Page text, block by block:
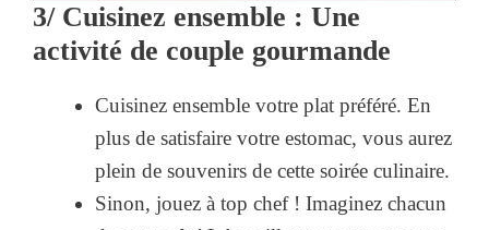
3/ Cuisinez ensemble : Une
activité de couple gourmande
Cuisinez ensemble votre plat préféré. En
plus de satisfaire votre estomac, vous aurez
plein de souvenirs de cette soirée culinaire.
Sinon, jouez à top chef ! Imaginez chacun